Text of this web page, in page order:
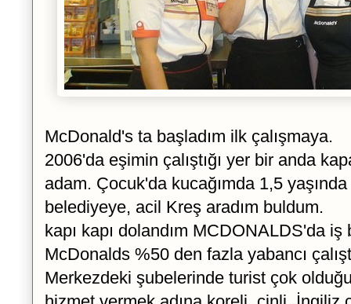
McDonald's ta başladım ilk çalışmaya.
2006'da eşimin çalıştığı yer bir anda
adam. Çocuk'da kucağımda 1,5
belediyeye, acil Kreş aradım buldum.
kapı kapı dolandım MCDONALDS'da iş
McDonalds %50 den fazla yabancı
Merkezdeki şubelerinde turist çok